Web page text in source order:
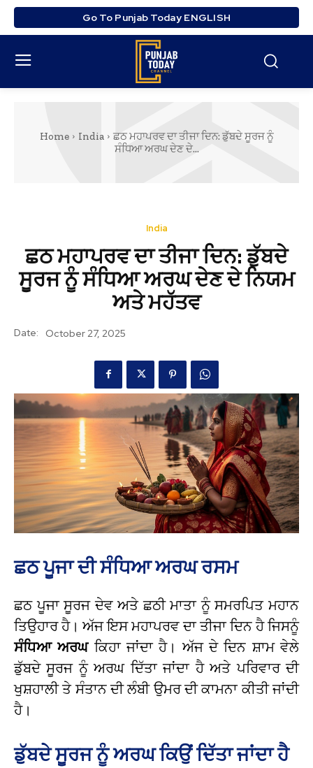
Go To Punjab Today ENGLISH
Home India
ਛਠ ਮਹਾਪਰਵ ਦਾ ਤੀਜਾ ਦਿਨ: ਡੁੱਬਦੇ ਸੂਰਜ ਨੂੰ
ਸੰਧਿਆ ਅਰਘ ਦੇਣ ਦੇ...
India
ਛਠ ਮਹਾਪਰਵ ਦਾ ਤੀਜਾ ਦਿਨ: ਡੁੱਬਦੇ
ਸੂਰਜ ਨੂੰ ਸੰਧਿਆ ਅਰਘ ਦੇਣ ਦੇ ਨਿਯਮ
ਅਤੇ ਮਹੱਤਵ
Date: October 27, 2025
ਛਠ ਪੂਜਾ ਦੀ ਸੰਧਿਆ ਅਰਘ ਰਸਮ
ਛਠ ਪੂਜਾ ਸੂਰਜ ਦੇਵ ਅਤੇ ਛਠੀ ਮਾਤਾ ਨੂੰ ਸਮਰਪਿਤ ਮਹਾਨ
ਤਿਉਹਾਰ ਹੈ। ਅੱਜ ਇਸ ਮਹਾਪਰਵ ਦਾ ਤੀਜਾ ਦਿਨ ਹੈ ਜਿਸਨੂੰ
ਸੰਧਿਆ ਅਰਘਕਿਹਾ ਜਾਂਦਾ ਹੈ। ਅੱਜ ਦੇ ਦਿਨ ਸ਼ਾਮ ਵੇਲੇ
ਡੁੱਬਦੇ ਸੂਰਜ ਨੂੰ ਅਰਘ ਦਿੱਤਾ ਜਾਂਦਾ ਹੈ ਅਤੇ ਪਰਿਵਾਰ ਦੀ
ਖੁਸ਼ਹਾਲੀ ਤੇ ਸੰਤਾਨ ਦੀ ਲੰਬੀ ਉਮਰ ਦੀ ਕਾਮਨਾ ਕੀਤੀ ਜਾਂਦੀ
ਹੈ।
ਡੁੱਬਦੇ ਸੂਰਜ ਨੂੰ ਅਰਘ ਕਿਉਂ ਦਿੱਤਾ ਜਾਂਦਾ ਹੈ